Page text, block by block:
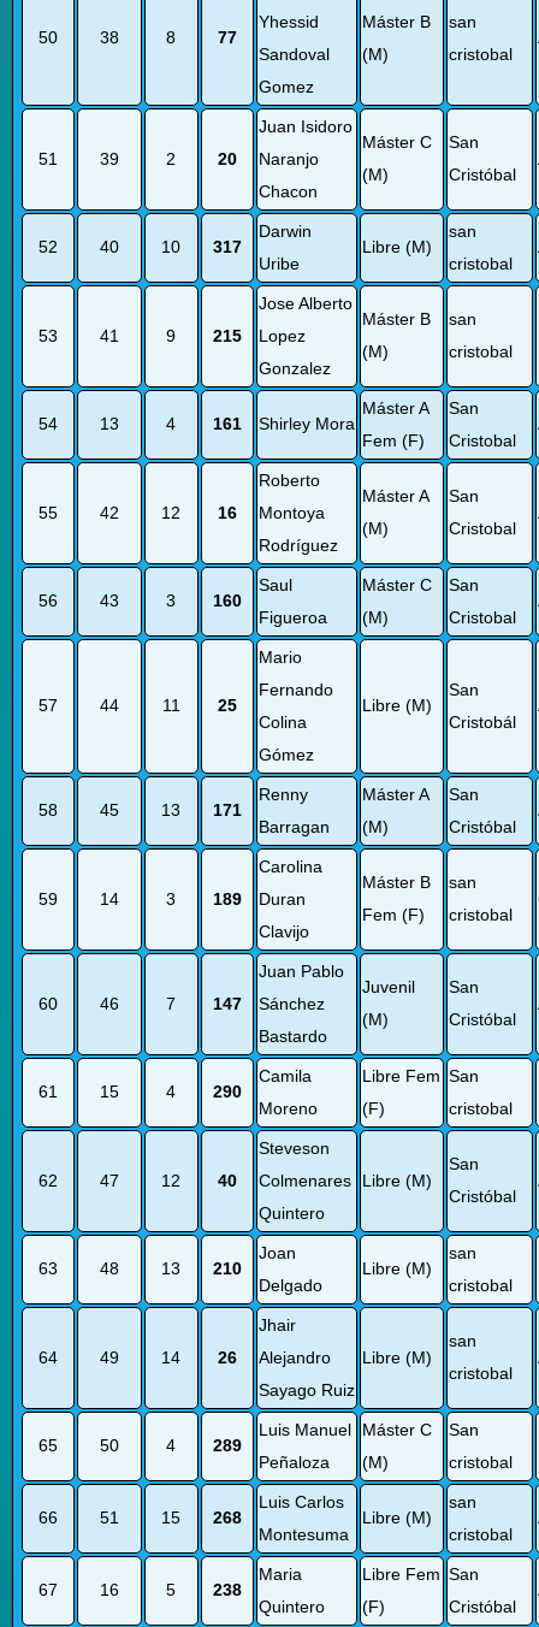
50 38 8 77
Yhessid
Sandoval
Gomez
Máster B
(M)
san
cristobal
51 39 2 20
Juan Isidoro
Naranjo
Chacon
Máster C
(M)
San
Cristóbal
52 40 10 317
Darwin
Uribe
Libre (M)
san
cristobal
53 41 9 215
Jose Alberto
Lopez
Gonzalez
Máster B
(M)
san
cristobal
54 13 4 161 Shirley Mora
Máster A
Fem (F)
San
Cristobal
55 42 12 16
Roberto
Montoya
Rodríguez
Máster A
(M)
San
Cristobal
56 43 3 160
Saul
Figueroa
Máster C
(M)
San
Cristobal
57 44 11 25
Mario
Fernando
Colina
Gómez
Libre (M)
San
Cristobál
58 45 13 171
Renny
Barragan
Máster A
(M)
San
Cristóbal
59 14 3 189
Carolina
Duran
Clavijo
Máster B
Fem (F)
san
cristobal
60 46 7 147
Juan Pablo
Sánchez
Bastardo
Juvenil
(M)
San
Cristóbal
61 15 4 290
Camila
Moreno
Libre Fem
(F)
San
cristobal
62 47 12 40
Steveson
Colmenares
Quintero
Libre (M)
San
Cristóbal
63 48 13 210
Joan
Delgado
Libre (M)
san
cristobal
64 49 14 26
Jhair
Alejandro
Sayago Ruiz
Libre (M)
san
cristobal
65 50 4 289
Luis Manuel
Peñaloza
Máster C
(M)
San
cristobal
66 51 15 268
Luis Carlos
Montesuma
Libre (M)
san
cristobal
67 16 5 238
Maria
Quintero
Libre Fem
(F)
San
Cristóbal